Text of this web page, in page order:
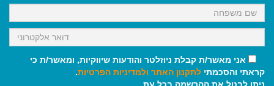
אני מאשר/ת קבלת ניוזלטר והודעות שיווקיות, ומאשר/ת כי
קראתי והסכמתי לתקנון האתר ולמדיניות הפרטיות.